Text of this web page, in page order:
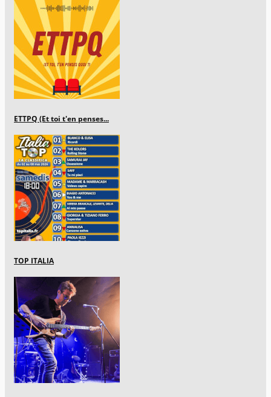
ETTPQ (Et toi t'en penses...
TOP ITALIA